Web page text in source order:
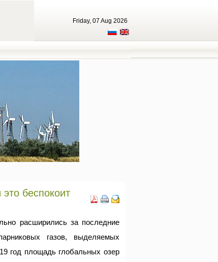
Friday, 07 Aug 2026
беспокоит
расширились за последние
газов, выделяемых
год площадь глобальных озер